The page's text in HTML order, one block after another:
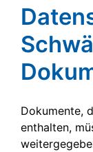
Dokumente,
enthalten,